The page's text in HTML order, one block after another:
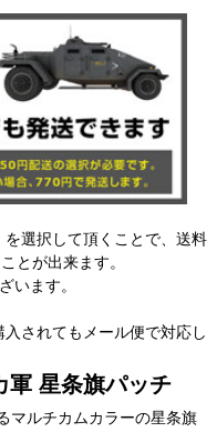
選択して頂くことで、送料
とが出来ます。
います。
されてもメール便で対応し
軍 星条旗パッチ
マルチカムカラーの星条旗